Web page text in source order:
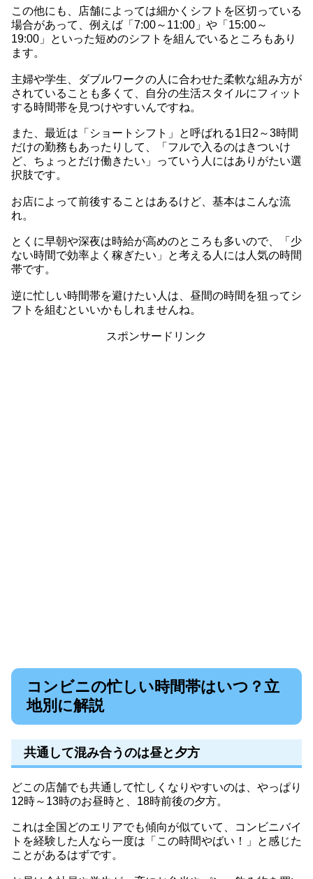
この他にも、店舗によっては細かくシフトを区切っている
場合があって、例えば「7:00～11:00」や「15:00～
19:00」といった短めのシフトを組んでいるところもあり
ます。
主婦や学生、ダブルワークの人に合わせた柔軟な組み方が
されていることも多くて、自分の生活スタイルにフィット
する時間帯を見つけやすいんですね。
また、最近は「ショートシフト」と呼ばれる1日2～3時間
だけの勤務もあったりして、「フルで入るのはきついけ
ど、ちょっとだけ働きたい」っていう人にはありがたい選
択肢です。
お店によって前後することはあるけど、基本はこんな流
れ。
とくに早朝や深夜は時給が高めのところも多いので、「少
ない時間で効率よく稼ぎたい」と考える人には人気の時間
帯です。
逆に忙しい時間帯を避けたい人は、昼間の時間を狙ってシ
フトを組むといいかもしれませんね。
スポンサードリンク
コンビニの忙しい時間帯はいつ？立
地別に解説
共通して混み合うのは昼と夕方
どこの店舗でも共通して忙しくなりやすいのは、やっぱり
12時～13時のお昼時と、18時前後の夕方。
これは全国どのエリアでも傾向が似ていて、コンビニバイ
トを経験した人なら一度は「この時間やばい！」と感じた
ことがあるはずです。